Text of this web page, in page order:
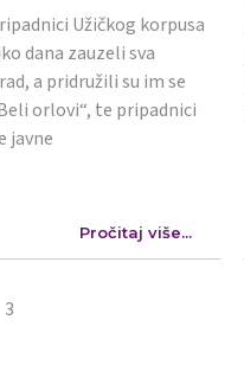
Užičkog korpusa
dana zauzeli sva
a pridružili su im se
orlovi“, te pripadnici
javne
Pročitaj više...
3